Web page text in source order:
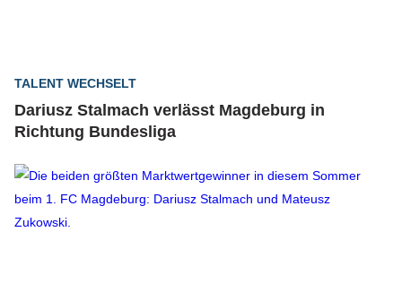
TALENT WECHSELT
Dariusz Stalmach verlässt Magdeburg in
Richtung Bundesliga